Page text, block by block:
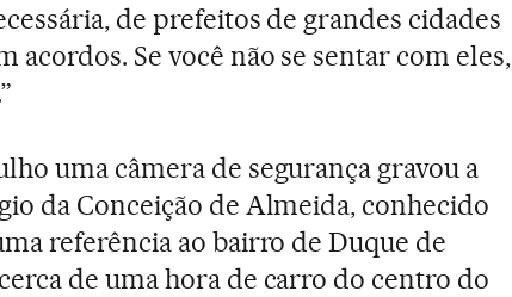
de prefeitos de grandes cidades
acordos. Se você não se sentar com eles,
uma câmera de segurança gravou a
da Conceição de Almeida, conhecido
referência ao bairro de Duque de
de uma hora de carro do centro do